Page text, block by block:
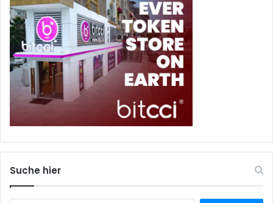
Suche hier